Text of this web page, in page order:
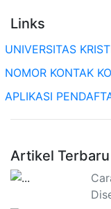
Links
UNIVERSITAS
NOMOR KONTAK
APLIKASI
Artikel Terbaru